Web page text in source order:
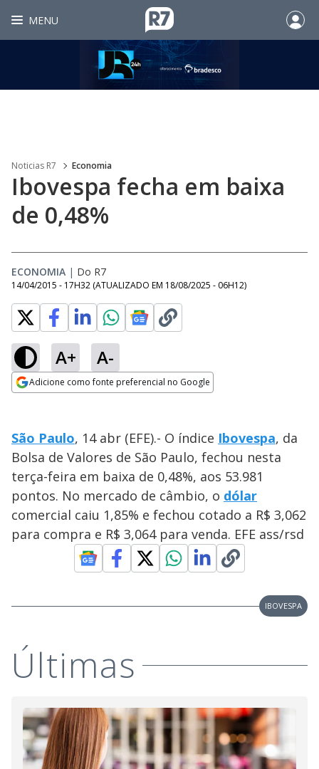
MENU
Noticias R7 Economia
Ibovespa fecha em baixa
de 0,48%
ECONOMIA | Do R7
14/04/2015 - 17H32 (ATUALIZADO EM 18/08/2025 - 06H12)
A+ A-
Adicione como fonte preferencial no Google
São Paulo, 14 abr (EFE).- O índice Ibovespa, da
Bolsa de Valores de São Paulo, fechou nesta
terça-feira em baixa de 0,48%, aos 53.981
pontos. No mercado de câmbio, o dólar
comercial caiu 1,85% e fechou cotado a R$ 3,062
para compra e R$ 3,064 para venda. EFE ass/rsd
IBOVESPA
Últimas